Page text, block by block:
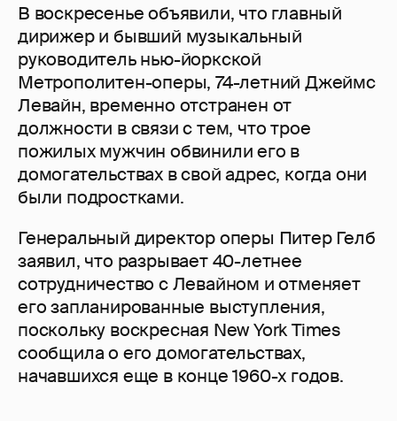
В воскресенье объявили, что главный
дирижер и бывший музыкальный
руководитель нью-йоркской
Метрополитен-оперы, 74-летний Джеймс
Левайн, временно отстранен от
должности в связи с тем, что трое
пожилых мужчин обвинили его в
домогательствах в свой адрес, когда они
были подростками.
Генеральный директор оперы Питер Гелб
заявил, что разрывает 40-летнее
сотрудничество с Левайном и отменяет
его запланированные выступления,
поскольку воскресная New York Times
сообщила о его домогательствах,
начавшихся еще в конце 1960-х годов.